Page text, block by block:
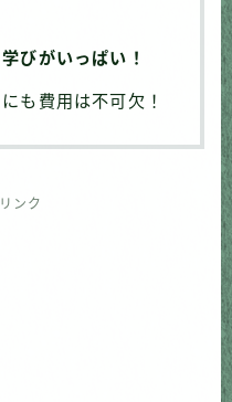
びがいっぱい！
も費用は不可欠！
ンク